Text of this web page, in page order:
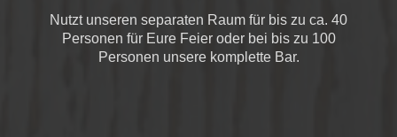
Nutzt unseren separaten Raum für bis zu ca. 40
Personen für Eure Feier oder bei bis zu 100
Personen unsere komplette Bar.